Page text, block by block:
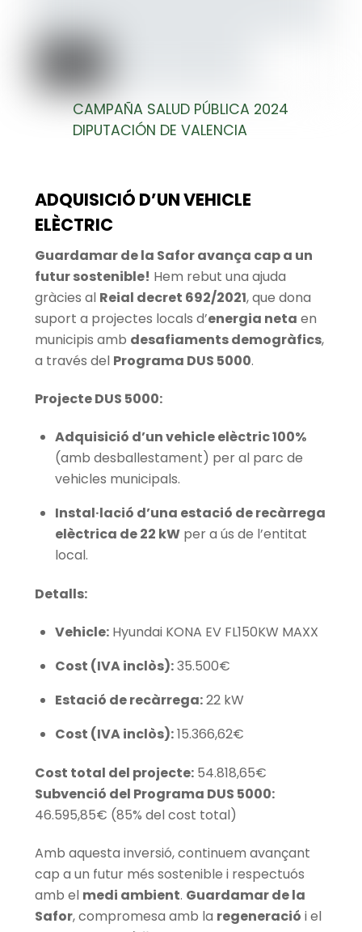
CAMPAÑA SALUD PÚBLICA 2024
DIPUTACIÓN DE VALENCIA
ADQUISICIÓ D’UN VEHICLE
ELÈCTRIC
Guardamar de la Safor avança cap a un
futur sostenible! Hem rebut una ajuda
gràcies al Reial decret 692/2021, que dona
suport a projectes locals d’energia neta en
municipis amb desafiaments demogràfics,
a través del Programa DUS 5000.
Projecte DUS 5000:
Adquisició d’un vehicle elèctric 100%
(amb desballestament) per al parc de
vehicles municipals.
Instal·lació d’una estació de recàrrega
elèctrica de 22 kW per a ús de l’entitat
local.
Detalls:
Vehicle: Hyundai KONA EV FL150KW MAXX
Cost (IVA inclòs):35.500€
Estació de recàrrega:22 kW
Cost (IVA inclòs):15.366,62€
Cost total del projecte:54.818,65€
Subvenció del Programa DUS 5000:
46.595,85€ (85% del cost total)
Amb aquesta inversió, continuem avançant
cap a un futur més sostenible i respectuós
amb el medi ambient. Guardamar de la
Safor, compromesa amb la regeneració i el